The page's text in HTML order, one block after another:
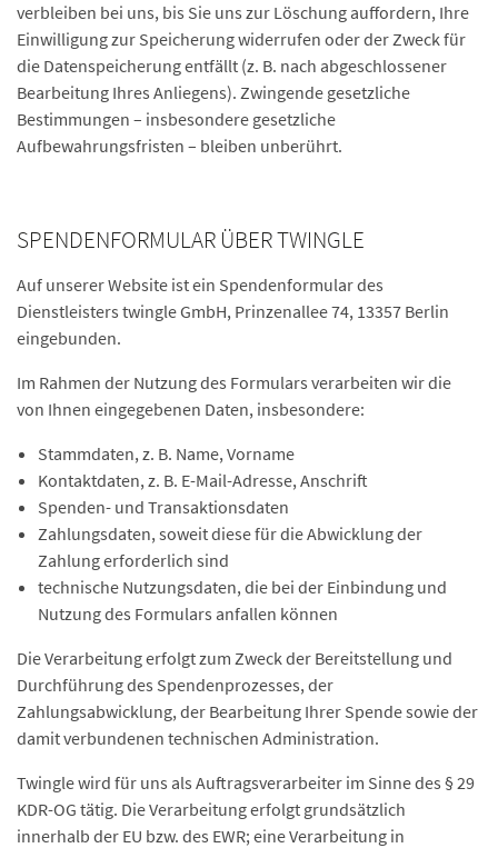
verbleiben bei uns, bis Sie uns zur Löschung auffordern, Ihre
Einwilligung zur Speicherung widerrufen oder der Zweck für
die Datenspeicherung entfällt (z. B. nach abgeschlossener
Bearbeitung Ihres Anliegens). Zwingende gesetzliche
Bestimmungen – insbesondere gesetzliche
Aufbewahrungsfristen – bleiben unberührt.
SPENDENFORMULAR ÜBER TWINGLE
Auf unserer Website ist ein Spendenformular des
Dienstleisters twingle GmbH, Prinzenallee 74, 13357 Berlin
eingebunden.
Im Rahmen der Nutzung des Formulars verarbeiten wir die
von Ihnen eingegebenen Daten, insbesondere:
Stammdaten, z. B. Name, Vorname
Kontaktdaten, z. B. E-Mail-Adresse, Anschrift
Spenden- und Transaktionsdaten
Zahlungsdaten, soweit diese für die Abwicklung der
Zahlung erforderlich sind
technische Nutzungsdaten, die bei der Einbindung und
Nutzung des Formulars anfallen können
Die Verarbeitung erfolgt zum Zweck der Bereitstellung und
Durchführung des Spendenprozesses, der
Zahlungsabwicklung, der Bearbeitung Ihrer Spende sowie der
damit verbundenen technischen Administration.
Twingle wird für uns als Auftragsverarbeiter im Sinne des § 29
KDR-OG tätig. Die Verarbeitung erfolgt grundsätzlich
innerhalb der EU bzw. des EWR; eine Verarbeitung in